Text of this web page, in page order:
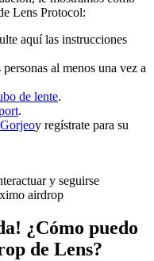
Lens Protocol:
aquí las instrucciones
al menos una vez a
de lente.
.
Gorjeoy regístrate para su
y seguirse
airdrop
¿Cómo puedo
de Lens?